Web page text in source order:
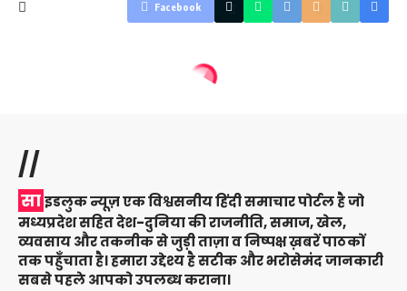
Facebook
//
साइडलुक न्यूज़ एक विश्वसनीय हिंदी समाचार पोर्टल है जो
मध्यप्रदेश सहित देश-दुनिया की राजनीति, समाज, खेल,
व्यवसाय और तकनीक से जुड़ी ताज़ा व निष्पक्ष ख़बरें पाठकों
तक पहुँचाता है। हमारा उद्देश्य है सटीक और भरोसेमंद जानकारी
सबसे पहले आपको उपलब्ध कराना।